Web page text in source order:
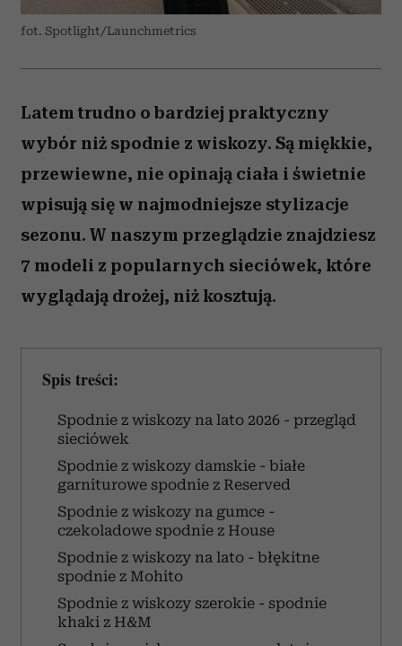
fot. Spotlight/Launchmetrics
Latem trudno o bardziej praktyczny
wybór niż spodnie z wiskozy. Są miękkie,
przewiewne, nie opinają ciała i świetnie
wpisują się w najmodniejsze stylizacje
sezonu. W naszym przeglądzie znajdziesz
7 modeli z popularnych sieciówek, które
wyglądają drożej, niż kosztują.
Spis treści:
Spodnie z wiskozy na lato 2026 - przegląd
sieciówek
Spodnie z wiskozy damskie - białe
garniturowe spodnie z Reserved
Spodnie z wiskozy na gumce -
czekoladowe spodnie z House
Spodnie z wiskozy na lato - błękitne
spodnie z Mohito
Spodnie z wiskozy szerokie - spodnie
khaki z H&M